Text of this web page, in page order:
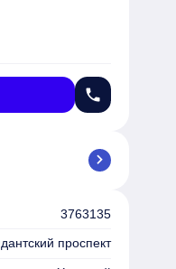
phone
chevron_right
3763135
проспект